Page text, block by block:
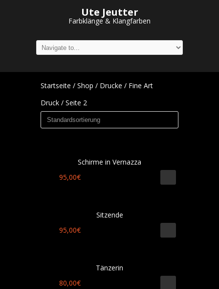
Ute Jeutter
Farbklänge & Klangfarben
Startseite / Shop / Drucke / Fine Art
Druck / Seite 2
Schirme in Vernazza
95,00€
Sitzende
95,00€
Tänzerin
80,00€